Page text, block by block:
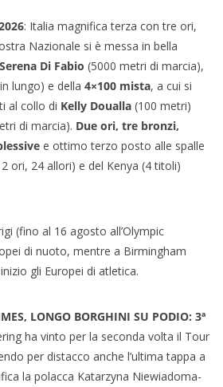
: Italia magnifica terza con tre ori,
Nazionale si è messa in bella
Di Fabio (5000 metri di marcia),
lungo) e della 4×100 mista, a cui si
al collo di Kelly Doualla (100 metri)
di marcia). Due ori, tre bronzi,
e ottimo terzo posto alle spalle
ori, 24 allori) e del Kenya (4 titoli)
(fino al 16 agosto all’Olympic
di nuoto, mentre a Birmingham
gli Europei di atletica.
LONGO BORGHINI SU PODIO: 3ª
ha vinto per la seconda volta il Tour
per distacco anche l’ultima tappa a
la polacca Katarzyna Niewiadoma-